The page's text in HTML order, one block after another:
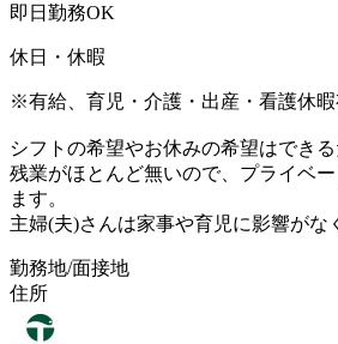
即日勤務OK
休日・休暇
※有給、育児・介護・出産・看護休
シフトの希望やお休みの希望はできる
残業がほとんど無いので、プライベ
ます。
主婦(夫)さんは家事や育児に影響がな
勤務地/面接地
住所